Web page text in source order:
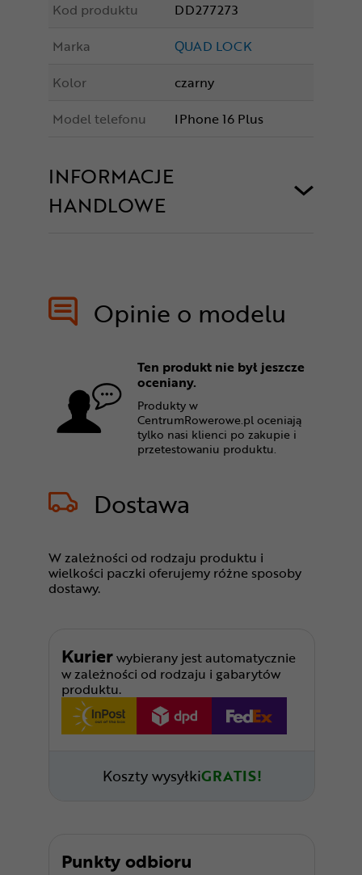
Kod produktu
DD277273
Marka
QUAD LOCK
Kolor
czarny
Model telefonu
IPhone 16 Plus
INFORMACJE
HANDLOWE
Opinie o modelu
Ten produkt nie był jeszcze
oceniany.
Produkty w
CentrumRowerowe.pl oceniają
tylko nasi klienci po zakupie i
przetestowaniu produktu.
Dostawa
W zależności od rodzaju produktu i
wielkości paczki oferujemy różne sposoby
dostawy.
Kurierwybierany jest automatycznie
w zależności od rodzaju i gabarytów
produktu.
Koszty wysyłkiGRATIS!
Punkty odbioru